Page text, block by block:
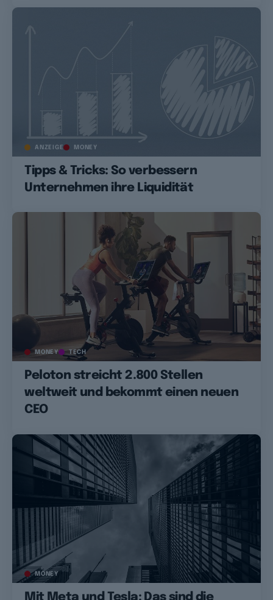
ANZEIGE MONEY
Tipps & Tricks: So verbessern
Unternehmen ihre Liquidität
MONEY TECH
Peloton streicht 2.800 Stellen
weltweit und bekommt einen neuen
CEO
MONEY
Mit Meta und Tesla: Das sind die